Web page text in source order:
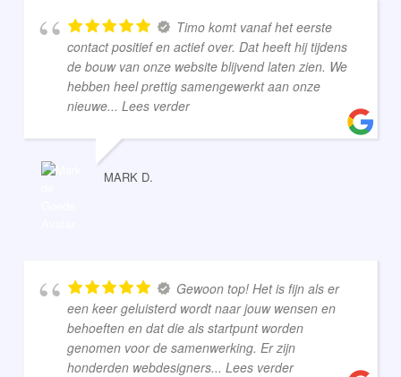
Timo komt vanaf het eerste
contact positief en actief over. Dat heeft hij tijdens
de bouw van onze website blijvend laten zien. We
hebben heel prettig samengewerkt aan onze
nieuwe... Lees verder
MARK D.
Gewoon top! Het is fijn als er
een keer geluisterd wordt naar jouw wensen en
behoeften en dat die als startpunt worden
genomen voor de samenwerking. Er zijn
honderden webdesigners... Lees verder